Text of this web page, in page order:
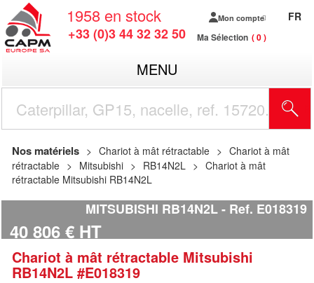
1958 en stock
+33 (0)3 44 32 32 50
Mon compte
Ma Sélection 0
FR
MENU
Nos matériels Chariot à mât rétractable
Chariot à mât
rétractable
Mitsubishi RB14N2L
Chariot à mât
rétractable Mitsubishi RB14N2L
MITSUBISHI RB14N2L Ref. E018319
40 806 € HT
Chariot à mât rétractable Mitsubishi
RB14N2L #E018319